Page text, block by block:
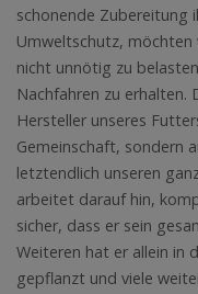
schonende Zubereitung
Umweltschutz, möchten
nicht unnötig zu
Nachfahren zu erhalten.
Hersteller unseres
Gemeinschaft, sondern
letztendlich unseren
arbeitet darauf hin,
sicher, dass er sein
Weiteren hat er allein in
gepflanzt und viele